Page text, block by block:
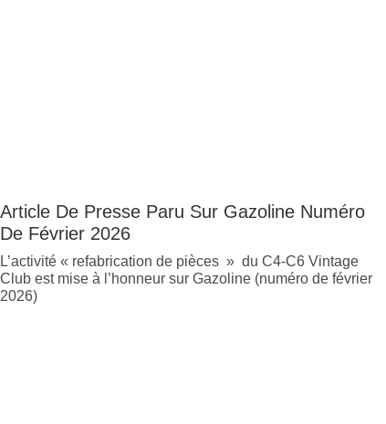
Article De Presse Paru Sur Gazoline Numéro
De Février 2026
L’activité « refabrication de pièces » du C4-C6 Vintage
Club est mise à l’honneur sur Gazoline (numéro de février
2026)